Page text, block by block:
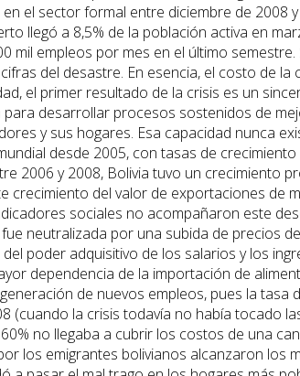
el sector formal entre diciembre de 2008
llegó a 8,5% de la población activa en
mil empleos por mes en el último
del desastre. En esencia, el costo de la
el primer resultado de la crisis es un
para desarrollar procesos sostenidos de
y sus hogares. Esa capacidad nunca
desde 2005, con tasas de
2006 y 2008, Bolivia tuvo un crecimiento
crecimiento del valor de exportaciones de
sociales no acompañaron este
neutralizada por una subida de precios
poder adquisitivo de los salarios y los
dependencia de la importación de
de nuevos empleos, pues la tasa
(cuando la crisis todavía no había tocado
no llegaba a cubrir los costos de una
los emigrantes bolivianos alcanzaron los